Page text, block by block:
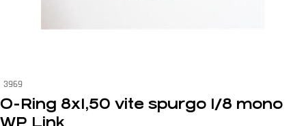
3969
O-Ring 8x1,50 vite spurgo 1/8 mono
WP Link